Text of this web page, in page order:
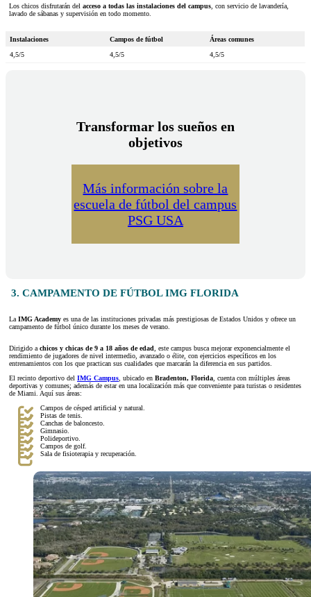
Los chicos disfrutarán del acceso a todas las instalaciones del campus , con servicio de lavandería,
lavado de sábanas y supervisión en todo momento.
Instalaciones Campos de fútbol
Áreas comunes
4,5/5
4,5/5 4,5/5
Transformar los sueños en
objetivos
Más información sobre la
escuela de fútbol del campus
PSG USA
3. CAMPAMENTO DE FÚTBOL IMG FLORIDA
La IMG Academy es una de las instituciones privadas más prestigiosas de Estados Unidos y ofrece un
campamento de fútbol único durante los meses de verano.
Dirigido a chicos y chicas de 9 a 18 años de edad , este campus busca mejorar exponencialmente el
rendimiento de jugadores de nivel intermedio, avanzado o élite, con ejercicios específicos en los
entrenamientos con los que practican sus cualidades que marcarán la diferencia en sus partidos.
El recinto deportivo del IMG Campus , ubicado en Bradenton, Florida , cuenta con múltiples áreas
deportivas y comunes; además de estar en una localización más que conveniente para turistas o residentes
de Miami. Aquí sus áreas:
Campos de césped artificial y natural.
Pistas de tenis.
Canchas de baloncesto.
Gimnasio.
Polideportivo.
Campos de golf.
Sala de fisioterapia y recuperación.